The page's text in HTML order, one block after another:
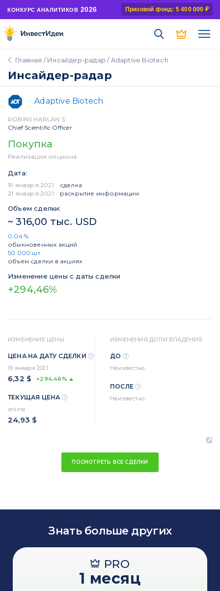
КОНКУРС АНАЛИТИКОВ 2026 Призовой фонд: 5 400 000 ₽
Главная /Инсайдер-радар / Adaptive Biotech
Инсайдер-радар
Adaptive Biotech
ROBINS HARLAN S
Chief Scientific Officer
Покупка
Реализация опциона
Дата:
19 января 2021
сделка
21 января 2021
раскрытие информации
Объем сделки:
~ 316,00 тыс. USD
0,04 %
обыкновенных акций
50 000 шт
объем сделки в акциях
Изменение цены с даты сделки
+294,46%
ИЗМЕНЕНИЕ ЦЕНЫ
ЦЕНА НА ДАТУ СДЕЛКИ
19 января 2021
6,32 $ +294,46%
ТЕКУЩАЯ ЦЕНА
online
24,93 $
ИЗМЕНЕНИЯ ДОЛИ ВЛАДЕНИЯ
ДО
Неизвестно
ПОСЛЕ
Неизвестно
ПОСМОТРЕТЬ ВСЕ СДЕЛКИ
Знать больше других
PRO
1 месяц